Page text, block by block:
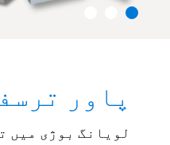
پاور
لویانگ بوژی میں